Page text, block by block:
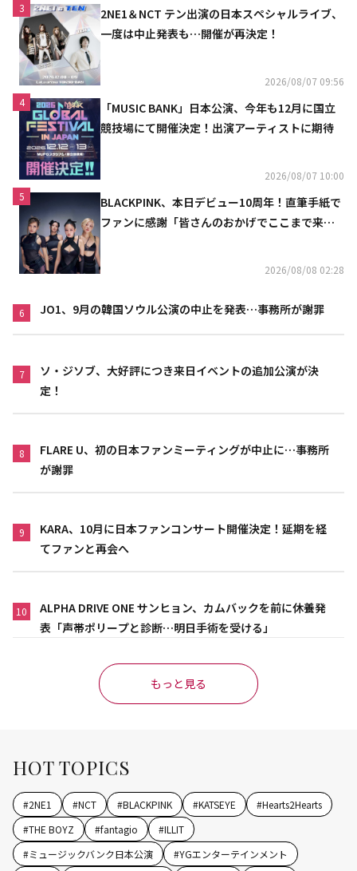
3
2NE1＆NCT テン出演の日本スペシャルライブ、
一度は中止発表も…開催が再決定！
2026/08/07 09:56
4
「MUSIC BANK」日本公演、今年も12月に国立
競技場にて開催決定！出演アーティストに期待
2026/08/07 10:00
5
BLACKPINK、本日デビュー10周年！直筆手紙で
ファンに感謝「皆さんのおかげでここまで来ら
2026/08/08 02:28
6 JO1、9月の韓国ソウル公演の中止を発表…事務所が謝罪
7
ソ・ジソブ、大好評につき来日イベントの追加公演が決
定！
8
FLARE U、初の日本ファンミーティングが中止に…事務所
が謝罪
9
KARA、10月に日本ファンコンサート開催決定！延期を経
てファンと再会へ
10
ALPHA DRIVE ONE サンヒョン、カムバックを前に休養発
表「声帯ポリープと診断…明日手術を受ける」
もっと見る
HOT TOPICS
#2NE1 #NCT #BLACKPINK #KATSEYE #Hearts2Hearts
#THE BOYZ #fantagio #ILLIT
#ミュージックバンク日本公演 #YGエンターテインメント